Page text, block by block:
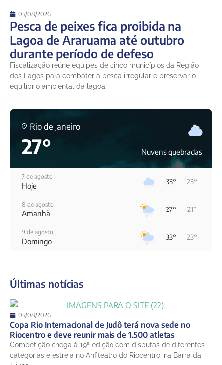
05/08/2026
Pesca de peixes fica proibida na
Lagoa de Araruama até outubro
durante período de defeso
Fiscalização reúne equipes de cinco municípios da Região
dos Lagos para combater a pesca irregular e preservar o
equilíbrio ambiental da lagoa.
Rio de Janeiro
27° Nuvens quebradas
7 de agosto
Hoje 33° 23°
8 de agosto
Amanhã 27° 21°
9 de agosto
Domingo 33° 23°
11 de agosto
12 de agosto
Quarta-Feira 22°
13 de agosto
Quinta-Feira 23° 18°
Últimas notícias
05/08/2026
Copa Rio Internacional de Judô terá nova sede no
Riocentro e deve reunir mais de 1.500 atletas
Competição chega à 19ª edição com disputas de diferentes
categorias e estreia no Anfiteatro do Riocentro, na Barra da